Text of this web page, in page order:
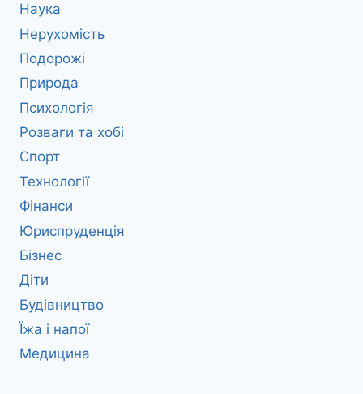
Наука
Нерухомість
Подорожі
Природа
Психологія
Розваги та хобі
Спорт
Технології
Фінанси
Юриспруденція
Бізнес
Діти
Будівництво
Їжа і напої
Медицина